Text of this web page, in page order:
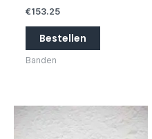
€153.25
Bestellen
Banden